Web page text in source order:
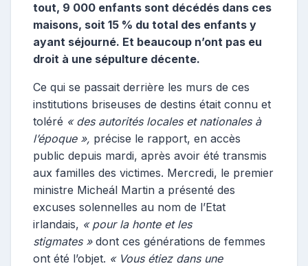
tout, 9 000 enfants sont décédés dans ces
maisons, soit 15 % du total des enfants y
ayant séjourné. Et beaucoup n’ont pas eu
droit à une sépulture décente.
Ce qui se passait derrière les murs de ces
institutions briseuses de destins était connu et
toléré « des autorités locales et nationales à
l’époque », précise le rapport, en accès
public depuis mardi, après avoir été transmis
aux familles des victimes. Mercredi, le premier
ministre Micheál Martin a présenté des
excuses solennelles au nom de l’Etat
irlandais, « pour la honte et les
stigmates »dont ces générations de femmes
ont été l’objet. « Vous étiez dans une